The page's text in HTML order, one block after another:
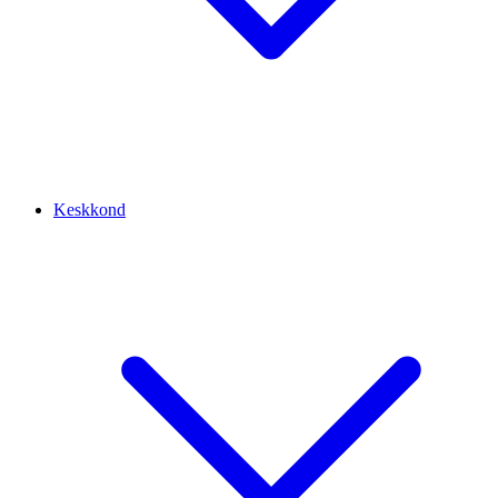
Keskkond